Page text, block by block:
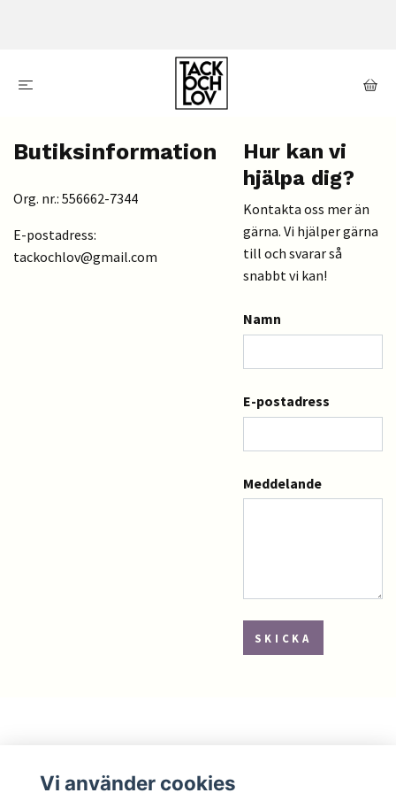
Butiksinformation
Org. nr.: 556662-7344
E-postadress:
tackochlov@gmail.com
Hur kan vi
hjälpa dig?
Kontakta oss mer än
gärna. Vi hjälper gärna
till och svarar så
snabbt vi kan!
Namn
E-postadress
Meddelande
SKICKA
Vi använder cookies